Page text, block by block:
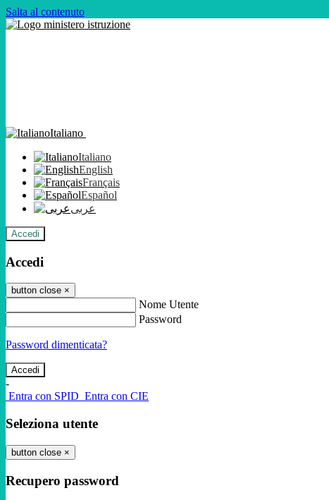
Salta al contenuto
Italiano
Italiano
English
Français
Español
عربى
Accedi
Accedi
button close ×
Nome Utente
Password
Password dimenticata?
-
Entra con SPID Entra con CIE
Seleziona utente
button close ×
Recupero password